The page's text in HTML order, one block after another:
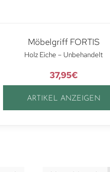
Möbelgriff FORTIS
Holz Eiche – Unbehandelt
37,95€
ARTIKEL ANZEIGEN